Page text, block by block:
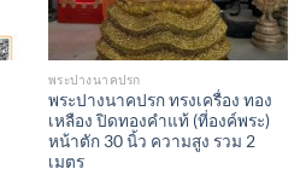
พระปางนาคปรก
พระปางนาคปรก ทรงเครื่อง ทอง
เหลือง ปิดทองคำแท้ (ที่องค์พระ)
หน้าตัก 30 นิ้ว ความสูง รวม 2
เมตร